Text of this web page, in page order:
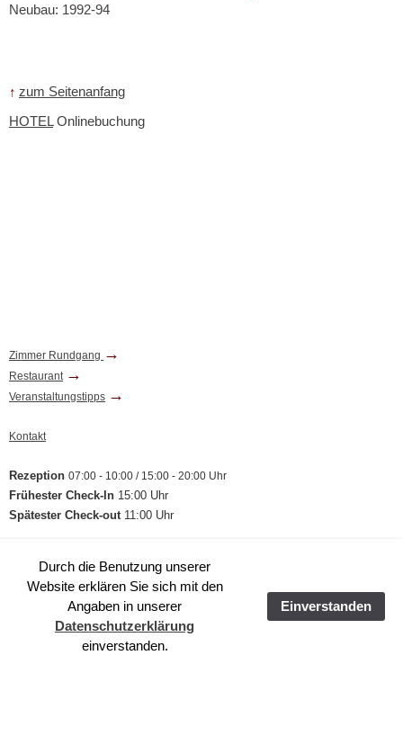
Neubau: 1992-94
↑ zum Seitenanfang
HOTEL Onlinebuchung
Zimmer Rundgang →
Restaurant →
Veranstaltungstipps →
Kontakt
Rezeption 07:00 - 10:00 / 15:00 - 20:00 Uhr
Frühester Check-In 15:00 Uhr
Spätester Check-out 11:00 Uhr
Powered by Translate
Durch die Benutzung unserer
Website erklären Sie sich mit den
Angaben in unserer
Datenschutzerklärung
einverstanden.
Einverstanden